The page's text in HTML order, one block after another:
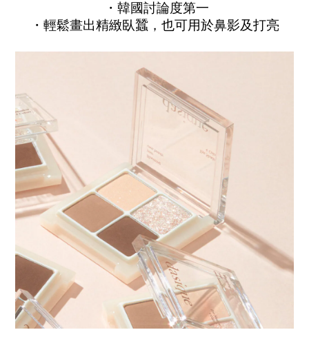
・韓國討論度第一
・輕鬆畫出精緻臥蠶，也可用於鼻影及打亮